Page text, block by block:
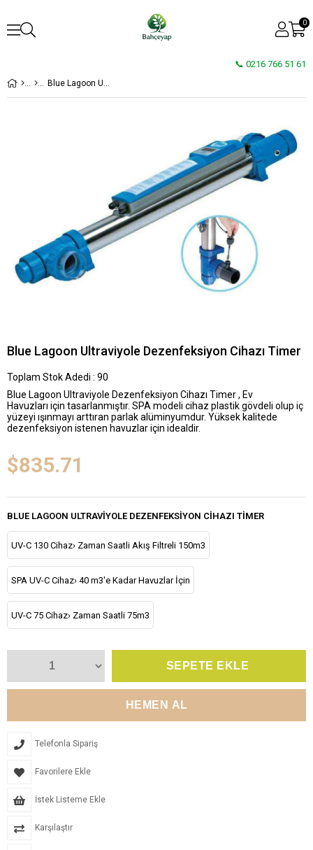
0
📞 0216 766 51 61
Blue Lagoon Ultraviyole Dezenfeksiyon Cihazı Timer
Blue Lagoon Ultraviyole Dezenfeksiyon Cihazı Timer
Toplam Stok Adedi : 90
Blue Lagoon Ultraviyole Dezenfeksiyon Cihazı Timer , Ev
Havuzları için tasarlanmıştır. SPA modeli cihaz plastik gövdeli olup iç
yüzeyi ışınmayı arttıran parlak alüminyumdur. Yüksek kalitede
dezenfeksiyon istenen havuzlar için idealdir.
$835.71
BLUE LAGOON ULTRAVIYOLE DEZENFEKSIYON CIHAZI TIMER
UV-C 130 Cihaz› Zaman Saatli Akış Filtreli 150m3
SPA UV-C Cihaz› 40 m3'e Kadar Havuzlar İçin
UV-C 75 Cihaz› Zaman Saatli 75m3
Telefonla Sipariş
Favorilere Ekle
İstek Listeme Ekle
Karşılaştır